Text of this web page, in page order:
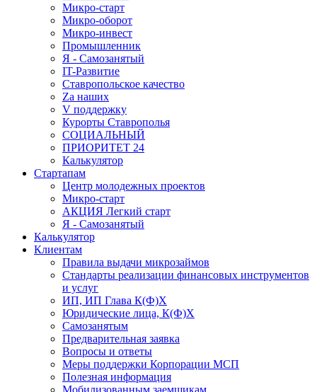
Микро-старт
Микро-оборот
Микро-инвест
Промышленник
Я - Самозанятый
IT-Развитие
Ставропольское качество
Za наших
V поддержку
Курорты Ставрополья
СОЦИАЛЬНЫЙ
ПРИОРИТЕТ 24
Калькулятор
Стартапам
Центр молодежных проектов
Микро-старт
АКЦИЯ Легкий старт
Я - Самозанятый
Калькулятор
Клиентам
Правила выдачи микрозаймов
Стандарты реализации финансовых инструментов
и услуг
ИП, ИП Глава К(Ф)Х
Юридические лица, К(Ф)Х
Самозанятым
Предварительная заявка
Вопросы и ответы
Меры поддержки Корпорации МСП
Полезная информация
Мобилизованным заемщикам